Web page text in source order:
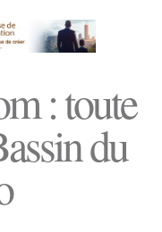
: toute
du